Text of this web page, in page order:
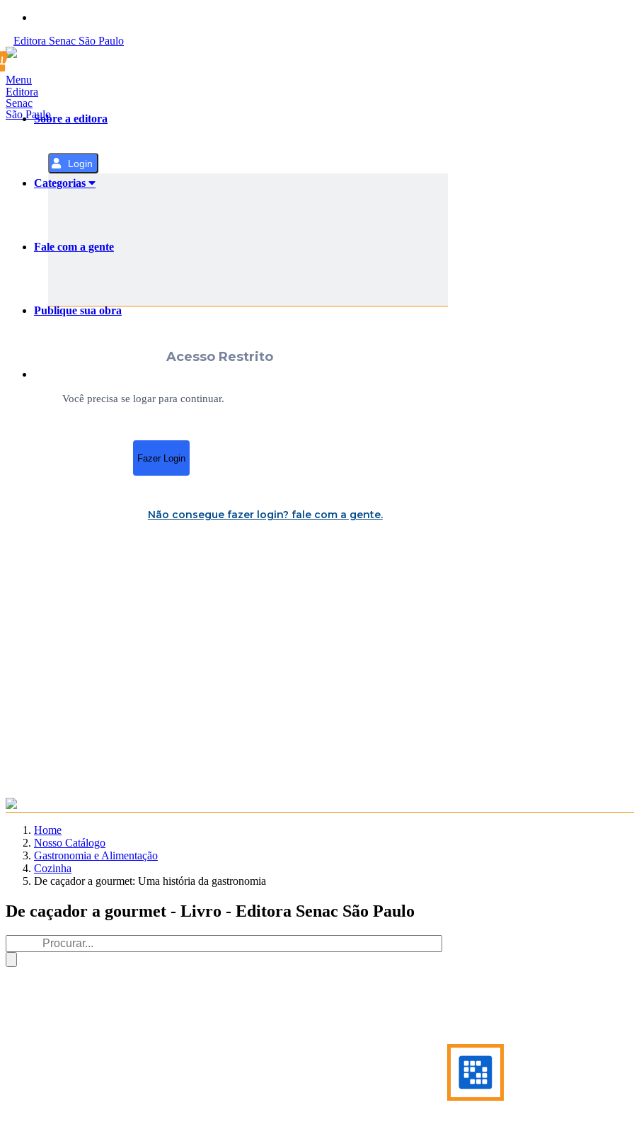
o
Editora Senac São Paulo
Menu
Editora
Senac
São PauloSobre a editora
Categorias
Fale com a gente
Publique sua obra
Login
Acesso Restrito
Você precisa se logar para continuar.
Fazer Login
Não consegue fazer login? fale com a gente.
Home
Nosso Catálogo
Gastronomia e Alimentação
Cozinha
De caçador a gourmet: Uma história da gastronomia
De caçador a gourmet - Livro - Editora Senac São Paulo